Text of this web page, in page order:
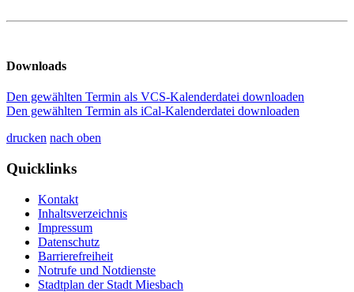
Downloads
Den gewählten Termin als VCS-Kalenderdatei downloaden
Den gewählten Termin als iCal-Kalenderdatei downloaden
drucken nach oben
Quicklinks
Kontakt
Inhaltsverzeichnis
Impressum
Datenschutz
Barrierefreiheit
Notrufe und Notdienste
Stadtplan der Stadt Miesbach